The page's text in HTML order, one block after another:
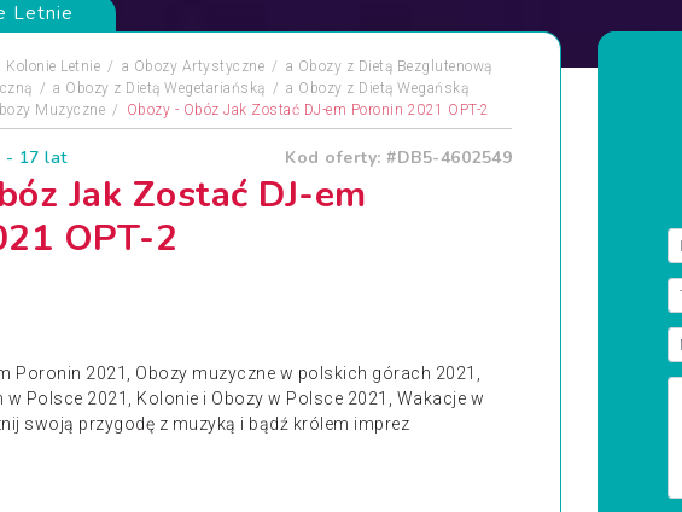
Letnie
Kolonie Letnie a Obozy Artystyczne a Obozy z Dietą Bezglutenową
a Obozy z Dietą Wegetariańską a Obozy z Dietą Wegańską
Muzyczne Obozy - Obóz Jak Zostać DJ-em Poronin 2021 OPT-2
- 17 lat Kod oferty: #DB5-4602549
Jak Zostać DJ-em
OPT-2
Poronin 2021, Obozy muzyczne w polskich górach 2021,
w Polsce 2021, Kolonie i Obozy w Polsce 2021, Wakacje w
swoją przygodę z muzyką i bądź królem imprez